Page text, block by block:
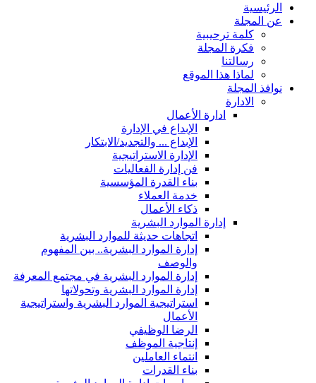
الرئيسية
عن المجلة
كلمة ترحيبية
فكرة المجلة
رسالتنا
لماذا هذا الموقع
نوافذ المجلة
الادارة
ادارة الأعمال
الإبداع في الإدارة
الإبداع ... والتجديد/الابتكار
الإدارة الاستراتيجية
فن إدارة الفعاليات
بناء القدرة المؤسسية
خدمة العملاء
ذكاء الأعمال
إدارة الموارد البشرية
اتجاهات حديثة للموارد البشرية
إدارة الموارد البشرية.. بين المفهوم
والوصف
إدارة الموارد البشرية في مجتمع المعرفة
إدارة الموارد البشرية وتحولاتها
استراتيجية الموارد البشرية واستراتيجية
الأعمال
الرضا الوظيفي
إنتاجية الموظف
انتماء العاملين
بناء القدرات